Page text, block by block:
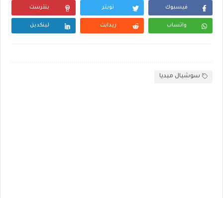
فيسبوك تويتر بنترست
واتساب ريدايت لينكدين
سوشيال ميديا